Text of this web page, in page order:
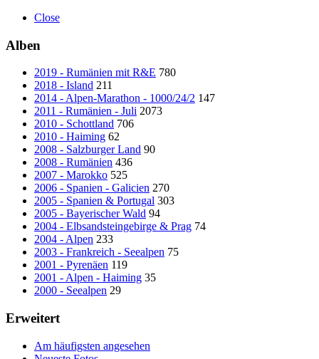
Close
Alben
2019 - Rumänien mit R&E 780
2018 - Island 211
2014 - Alpen-Marathon - 1000/24/2 147
2011 - Rumänien - Juli 2073
2010 - Schottland 706
2010 - Haiming 62
2008 - Salzburger Land 90
2008 - Rumänien 436
2007 - Marokko 525
2006 - Spanien - Galicien 270
2005 - Spanien & Portugal 303
2005 - Bayerischer Wald 94
2004 - Elbsandsteingebirge & Prag 74
2004 - Alpen 233
2003 - Frankreich - Seealpen 75
2001 - Pyrenäen 119
2001 - Alpen - Haiming 35
2000 - Seealpen 29
Erweitert
Am häufigsten angesehen